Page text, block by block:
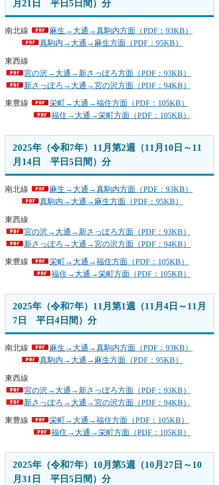
月21日 平日5日間）分
南北線
麻生→大通→真駒内方面（PDF：93KB）
真駒内→大通→麻生方面（PDF：95KB）
東西線
宮の沢→大通→新さっぽろ方面（PDF：93KB）
新さっぽろ→大通→宮の沢方面（PDF：94KB）
東豊線
栄町→大通→福住方面（PDF：105KB）
福住→大通→栄町方面（PDF：105KB）
2025年（令和7年）11月第2週（11月10日～11
月14日 平日5日間）分
南北線
麻生→大通→真駒内方面（PDF：93KB）
真駒内→大通→麻生方面（PDF：95KB）
東西線
宮の沢→大通→新さっぽろ方面（PDF：93KB）
新さっぽろ→大通→宮の沢方面（PDF：94KB）
東豊線
栄町→大通→福住方面（PDF：105KB）
福住→大通→栄町方面（PDF：105KB）
2025年（令和7年）11月第1週（11月4日～11月
7日 平日4日間）分
南北線
麻生→大通→真駒内方面（PDF：93KB）
真駒内→大通→麻生方面（PDF：95KB）
東西線
宮の沢→大通→新さっぽろ方面（PDF：93KB）
新さっぽろ→大通→宮の沢方面（PDF：94KB）
東豊線
栄町→大通→福住方面（PDF：105KB）
福住→大通→栄町方面（PDF：105KB）
2025年（令和7年）10月第5週（10月27日～10
月31日 平日5日間）分